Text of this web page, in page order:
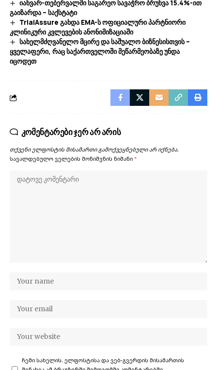
იანვარ-თებერვალში საგარეო სავაჭრო ბრუნვა 15.4%-ით
გაიზარდა – საქსტატი
TrialAssure გახდა EMA-ს ოფიციალური პარტნიორი
კლინიკური კვლევების ანონიმიზაციაში
სახელმძღვანელო მცირე და საშუალო ბიზნესისთვის –
ყველაფერი, რაც საქართველოში მეწარმეობაზე უნდა
იცოდეთ
კომენტარები ჯერ არ არის
თქვენი ელფოსტის მისამართი გამოქვეყნებული არ იქნება.
სავალდებულო ველების მონიშვნის ნიშანი *
ჩემი სახელის. ელფოსტისა და ვებ-გვერდის მისამართის